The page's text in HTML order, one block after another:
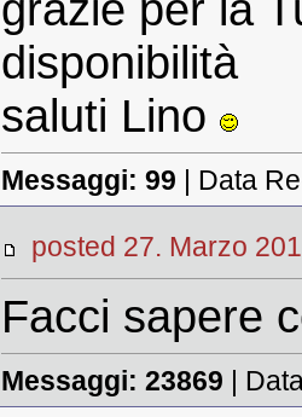
disponibilità
saluti Lino
Messaggi: 99 | Data
posted 27. Marzo
Facci sapere
Messaggi: 23869 |